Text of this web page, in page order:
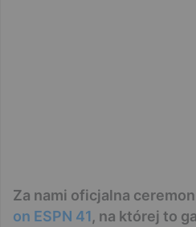
Za nami oficjalna
on ESPN 41, na której to